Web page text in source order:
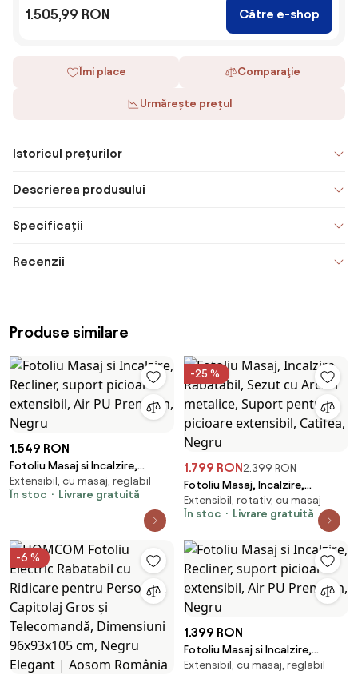
1.505,99 RON Către e-shop
Îmi place Comparaţie
Urmărește prețul
Istoricul prețurilor
Descrierea produsului
Specificații
Recenzii
Produse similare
1.549 RON
Fotoliu Masaj si Incalzire,
Recliner, suport picioare
extensibil, Air PU Premium,
Extensibil, cu masaj, reglabil
În stoc
Livrare gratuită
-25 %
1.799 RON2.399 RON
Fotoliu Masaj, Incalzire,
Rabatabil, Sezut cu Arcuri
metalice, Suport pentru
picioare extensibil, Catifea,
Negru
Extensibil, rotativ, cu masaj
În stoc
Livrare gratuită
-6 %
1.399 RON
Fotoliu Masaj si Incalzire,
Recliner, suport picioare
Extensibil, cu masaj, reglabil